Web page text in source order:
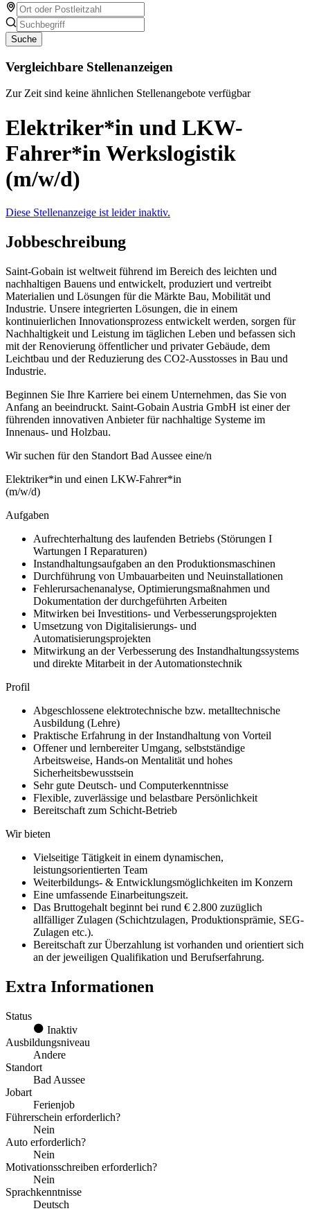
Suche
Vergleichbare Stellenanzeigen
Zur Zeit sind keine ähnlichen Stellenangebote verfügbar
Elektriker*in und LKW-
Fahrer*in Werkslogistik
(m/w/d)
Diese Stellenanzeige ist leider inaktiv.
Jobbeschreibung
Saint-Gobain ist weltweit führend im Bereich des leichten und
nachhaltigen Bauens und entwickelt, produziert und vertreibt
Materialien und Lösungen für die Märkte Bau, Mobilität und
Industrie. Unsere integrierten Lösungen, die in einem
kontinuierlichen Innovationsprozess entwickelt werden, sorgen für
Nachhaltigkeit und Leistung im täglichen Leben und befassen sich
mit der Renovierung öffentlicher und privater Gebäude, dem
Leichtbau und der Reduzierung des CO2-Ausstosses in Bau und
Industrie.
Beginnen Sie Ihre Karriere bei einem Unternehmen, das Sie von
Anfang an beeindruckt. Saint-Gobain Austria GmbH ist einer der
führenden innovativen Anbieter für nachhaltige Systeme im
Innenaus- und Holzbau.
Wir suchen für den Standort Bad Aussee eine/n
Elektriker*in und einen LKW-Fahrer*in
(m/w/d)
Aufgaben
Aufrechterhaltung des laufenden Betriebs (Störungen I
Wartungen I Reparaturen)
Instandhaltungsaufgaben an den Produktionsmaschinen
Durchführung von Umbauarbeiten und Neuinstallationen
Fehlerursachenanalyse, Optimierungsmaßnahmen und
Dokumentation der durchgeführten Arbeiten
Mitwirken bei Investitions- und Verbesserungsprojekten
Umsetzung von Digitalisierungs- und
Automatisierungsprojekten
Mitwirkung an der Verbesserung des Instandhaltungssystems
und direkte Mitarbeit in der Automationstechnik
Profil
Abgeschlossene elektrotechnische bzw. metalltechnische
Ausbildung (Lehre)
Praktische Erfahrung in der Instandhaltung von Vorteil
Offener und lernbereiter Umgang, selbstständige
Arbeitsweise, Hands-on Mentalität und hohes
Sicherheitsbewusstsein
Sehr gute Deutsch- und Computerkenntnisse
Flexible, zuverlässige und belastbare Persönlichkeit
Bereitschaft zum Schicht-Betrieb
Wir bieten
Vielseitige Tätigkeit in einem dynamischen,
leistungsorientierten Team
Weiterbildungs- & Entwicklungsmöglichkeiten im Konzern
Eine umfassende Einarbeitungszeit.
Das Bruttogehalt beginnt bei rund € 2.800 zuzüglich
allfälliger Zulagen (Schichtzulagen, Produktionsprämie, SEG-
Zulagen etc.).
Bereitschaft zur Überzahlung ist vorhanden und orientiert sich
an der jeweiligen Qualifikation und Berufserfahrung.
Extra Informationen
Status
Inaktiv
Ausbildungsniveau
Andere
Standort
Bad Aussee
Jobart
Ferienjob
Führerschein erforderlich?
Nein
Auto erforderlich?
Nein
Motivationsschreiben erforderlich?
Nein
Sprachkenntnisse
Deutsch